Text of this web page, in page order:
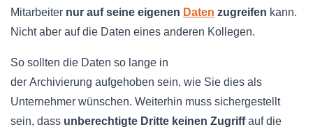
Mitarbeiter nur auf seine eigenen Daten zugreifen kann.
Nicht aber auf die Daten eines anderen Kollegen.
So sollten die Daten so lange in
der Archivierung aufgehoben sein, wie Sie dies als
Unternehmer wünschen. Weiterhin muss sichergestellt
sein, dass unberechtigte Dritte keinen Zugriffauf die